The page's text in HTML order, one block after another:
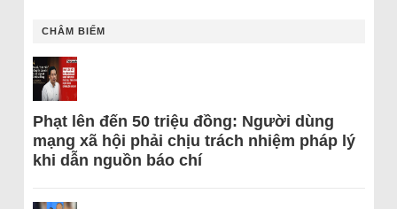
CHÂM BIẾM
Phạt lên đến 50 triệu đồng: Người dùng
mạng xã hội phải chịu trách nhiệm pháp lý
khi dẫn nguồn báo chí